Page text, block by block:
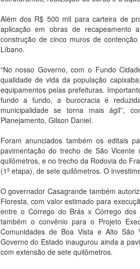
Além dos R$ 500 mil para carteira de
aplicação em obras de recapeamento
construção de cinco muros de
Líbano.
“No nosso Governo, com o Fundo
qualidade de vida da população
equipamentos pelas prefeituras.
fundo a fundo, a burocracia é
municipalidade se torna mais ágil”,
Planejamento, Gilson Daniel.
Foram anunciados também os editais
pavimentação do trecho de São
quilômetros, e no trecho da Rodovia do
(1º etapa), de sete quilômetros. O
O governador Casagrande também
Floresta, com valor estimado para
entre o Córrego do Brás x Córrego
também o convênio para o Projeto
Comunidades de Boa Vista e Alto São
Governo do Estado inaugurou ainda a
com extensão de sete quilômetros.